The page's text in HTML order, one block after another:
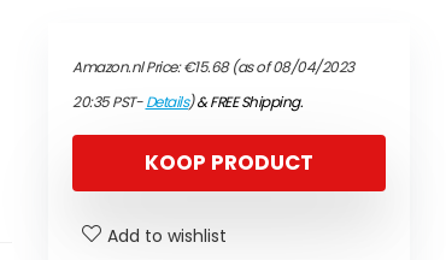
Amazon.nl Price:€15.68(as of 08/04/2023
20:35 PST-Details)&FREE Shipping.
KOOP PRODUCT
Add to wishlist